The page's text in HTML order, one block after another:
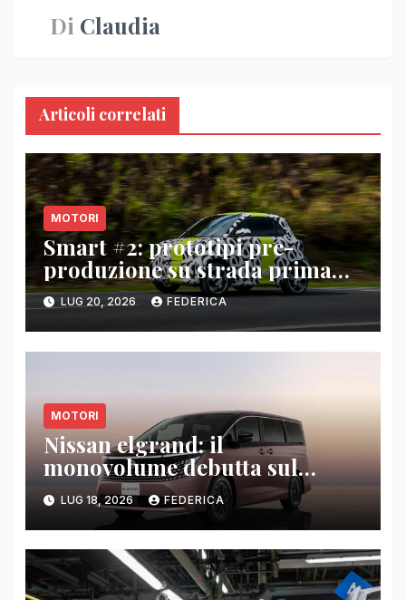
Di Claudia
Articoli correlati
MOTORI
Smart #2: prototipi pre-
produzione su strada prima
del paris motor show 2026
LUG 20, 2026 FEDERICA
MOTORI
Nissan elgrand: il
monovolume debutta sul
mercato giapponese
LUG 18, 2026 FEDERICA